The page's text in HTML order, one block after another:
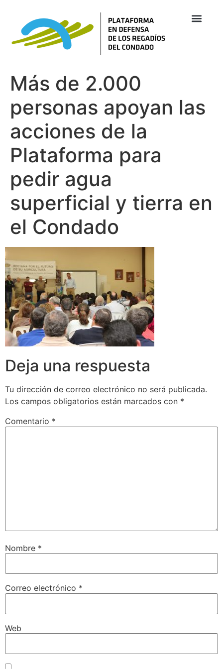
Más de 2.000
personas apoyan las
acciones de la
Plataforma para
pedir agua
superficial y tierra en
el Condado
Deja una respuesta
Tu dirección de correo electrónico no será publicada.
Los campos obligatorios están marcados con *
Comentario *
Nombre *
Correo electrónico *
Web